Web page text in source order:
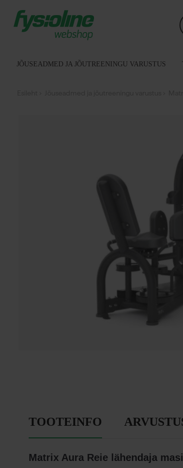
sisältöön
JÕUSEADMED JA JÕUTREENINGU VARUSTUS
TOOTEINFO
Matrix Aura Reie lähendaja